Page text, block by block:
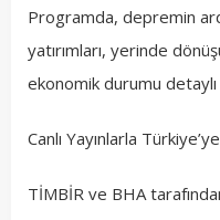
Programda, depremin
yatırımları, yerinde
ekonomik durumu
Canlı Yayınlarla
TİMBİR ve BHA